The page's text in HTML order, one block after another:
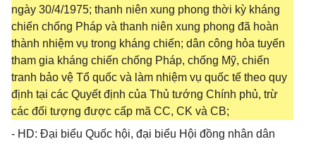
ngày 30/4/1975; thanh niên xung phong thời kỳ kháng
chiến chống Pháp và thanh niên xung phong đã hoàn
thành nhiệm vụ trong kháng chiến; dân công hỏa tuyến
tham gia kháng chiến chống Pháp, chống Mỹ, chiến
tranh bảo vệ Tổ quốc và làm nhiệm vụ quốc tế theo quy
định tại các Quyết định của Thủ tướng Chính phủ, trừ
các đối tượng được cấp mã CC, CK và CB;
- HD: Đại biểu Quốc hội, đại biểu Hội đồng nhân dân